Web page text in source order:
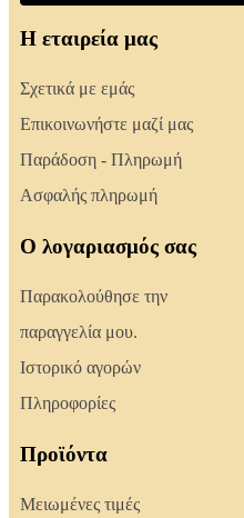
Η εταιρεία μας
Σχετικά με εμάς
Επικοινωνήστε μαζί μας
Παράδοση - Πληρωμή
Ασφαλής πληρωμή
Ο λογαριασμός σας
Παρακολούθησε την
παραγγελία μου.
Ιστορικό αγορών
Πληροφορίες
Προϊόντα
Μειωμένες τιμές